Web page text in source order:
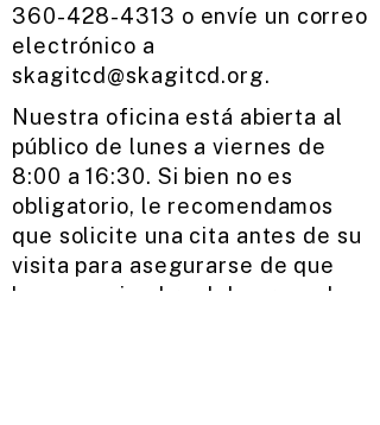
360-428-4313 o envíe un correo
electrónico a
skagitcd@skagitcd.org.
Nuestra oficina está abierta al
público de lunes a viernes de
8:00 a 16:30. Si bien no es
obligatorio, le recomendamos
que solicite una cita antes de su
visita para asegurarse de que
haya un miembro del personal